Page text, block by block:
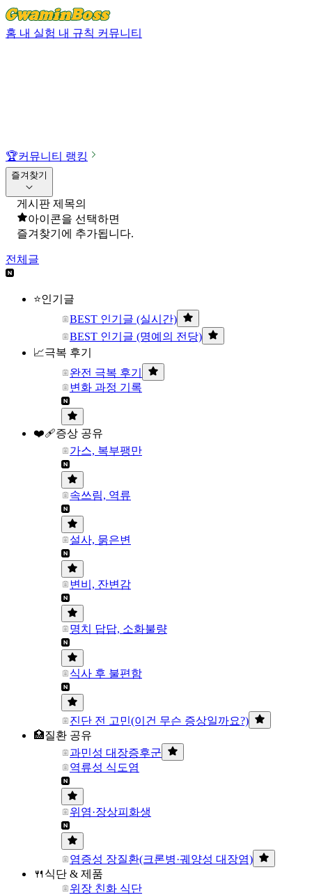
홈 내 실험 내 규칙 커뮤니티
🏆커뮤니티 랭킹
즐겨찾기
게시판 제목의
아이콘을 선택하면
즐겨찾기에 추가됩니다.
전체글
⭐인기글
BEST 인기글 (실시간)
BEST 인기글 (명예의 전당)
📈극복 후기
완전 극복 후기
변화 과정 기록
❤️‍🩹증상 공유
가스, 복부팽만
속쓰림, 역류
설사, 묽은변
변비, 잔변감
명치 답답, 소화불량
식사 후 불편함
진단 전 고민(이건 무슨 증상일까요?)
🏥질환 공유
과민성 대장증후군
역류성 식도염
위염·장상피화생
염증성 장질환(크론병·궤양성 대장염)
🍴식단 & 제품
위장 친화 식단